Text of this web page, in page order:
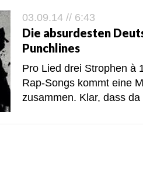
03.09.14 // 6:43
Die absurdesten
Punchlines
Pro Lied drei Strophen à
Rap-Songs kommt eine
zusammen. Klar, dass da